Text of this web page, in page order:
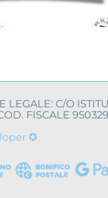
C/O
FISCALE
✪